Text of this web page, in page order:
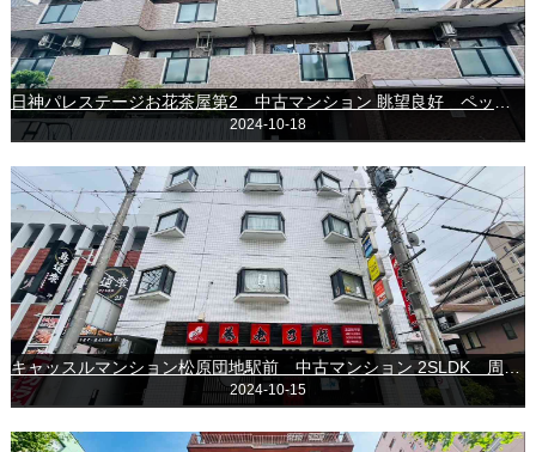
2024-10-18
2024-10-15